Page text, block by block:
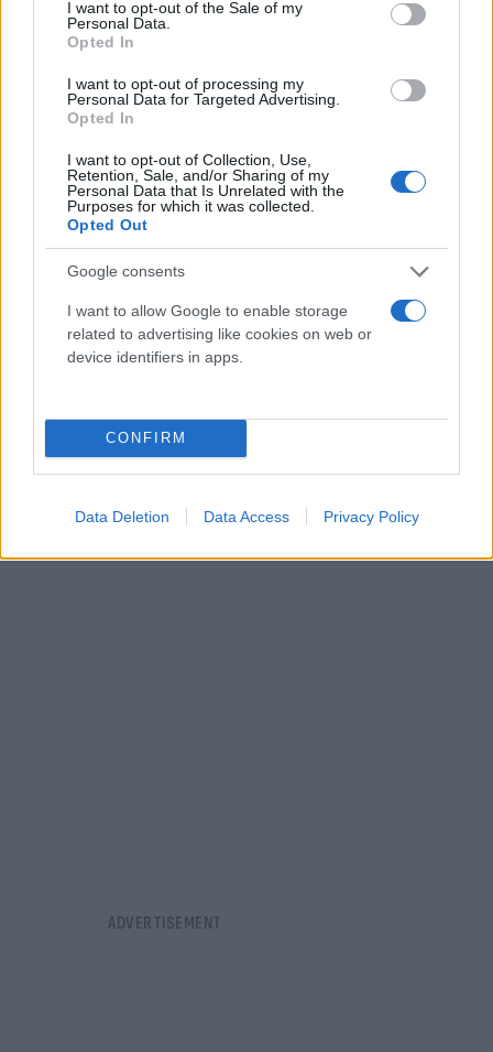
I want to opt-out of the Sale of my
Personal Data.
Opted In
I want to opt-out of processing my
Personal Data for Targeted Advertising.
Opted In
I want to opt-out of Collection, Use,
Retention, Sale, and/or Sharing of my
Personal Data that Is Unrelated with the
Purposes for which it was collected.
Opted Out
Google consents
I want to allow Google to enable storage
related to advertising like cookies on web or
device identifiers in apps.
CONFIRM
Data Deletion Data Access Privacy Policy
Hellas Rally Raid
Το Hellas Rally Raid είναι ένας αγώνας ράλι που
συγκεντρώνει στην Ελλάδα κάθε χρόνο πολλές
διεθνείς συμμετοχές. Η διοργάνωση του 2024 θα
διεξαχθεί από τις 27 Μαΐου ως τις 2 Ιουνίου με
αφετηρία τη μαρίνα της Ιτέας και διαδρομές που
στο τρίγωνο Ναύπακτος-Καρπενήσι-Λαμία, ενώ θα
κάνει και ένα ημερήσιο πέρασμα στην
Πελοπόννησο.